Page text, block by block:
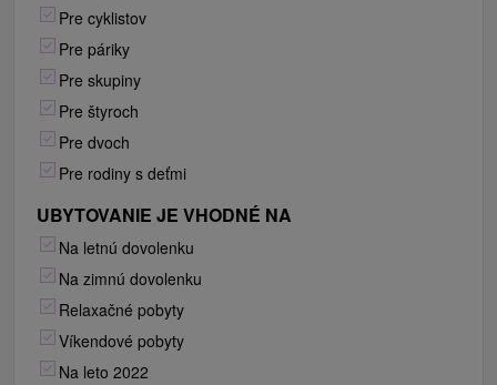
Pre cyklistov
Pre páriky
Pre skupiny
Pre štyroch
Pre dvoch
Pre rodiny s deťmi
UBYTOVANIE JE VHODNÉ NA
Na letnú dovolenku
Na zimnú dovolenku
Relaxačné pobyty
Víkendové pobyty
Na leto 2022